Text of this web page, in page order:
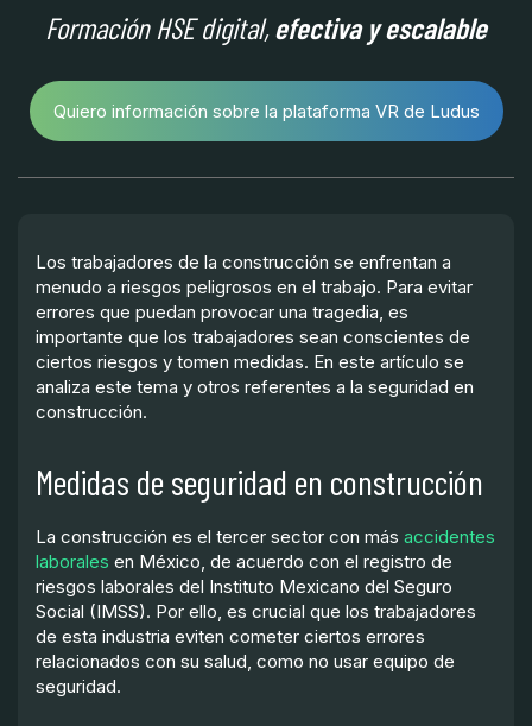
Formación HSE digital,efectiva y escalable
Quiero información sobre la plataforma VR de Ludus
Los trabajadores de la construcción se enfrentan a
menudo a riesgos peligrosos en el trabajo. Para evitar
errores que puedan provocar una tragedia, es
importante que los trabajadores sean conscientes de
ciertos riesgos y tomen medidas. En este artículo se
analiza este tema y otros referentes a la seguridad en
construcción.
Medidas de seguridad en construcción
La construcción es el tercer sector con más accidentes
laborales en México, de acuerdo con el registro de
riesgos laborales del Instituto Mexicano del Seguro
Social (IMSS). Por ello, es crucial que los trabajadores
de esta industria eviten cometer ciertos errores
relacionados con su salud, como no usar equipo de
seguridad.